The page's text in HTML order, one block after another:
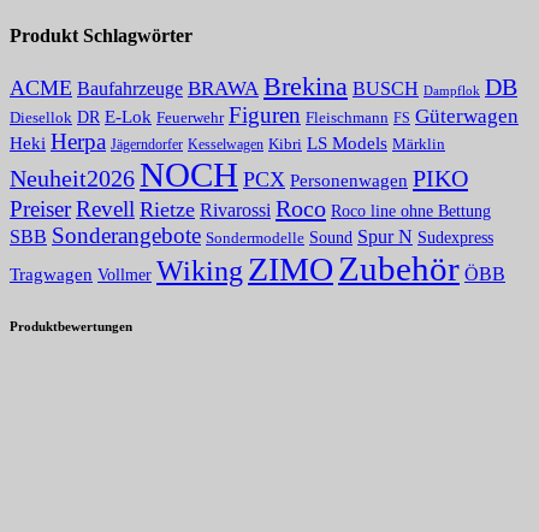
Produkt Schlagwörter
ACME Baufahrzeuge BRAWA Brekina BUSCH Dampflok DB
Diesellok DR E-Lok Feuerwehr Figuren Fleischmann FS Güterwagen
Heki Herpa Jägerndorfer Kesselwagen Kibri LS Models Märklin
Neuheit2026NOCH PCX Personenwagen PIKO
PreiserRevell Rietze Rivarossi Roco Roco line ohne Bettung
SBB Sonderangebote Sondermodelle Sound Spur N Sudexpress
Tragwagen Vollmer Wiking ZIMOZubehör ÖBB
Produktbewertungen